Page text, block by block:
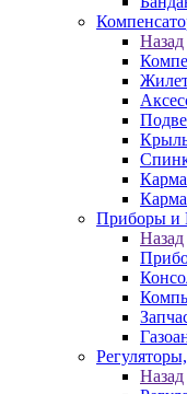
Назад
Приборы и
Назад
Назад